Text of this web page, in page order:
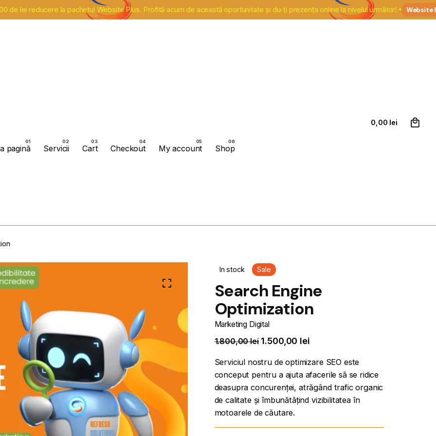
reducere la pachetul Website Plus. Profită acum de această oportunitate și du-ți prezența online la nivelul următor! Website Plus
pagină Servicii Cart Checkout My account Shop
0,00 lei
In stock Sale
Search Engine
Optimization
Marketing Digital
1.800,00lei 1.500,00 lei
Serviciul nostru de optimizare SEO este
conceput pentru a ajuta afacerile să se ridice
deasupra concurenței, atrăgând trafic organic
de calitate și îmbunătățind vizibilitatea în
motoarele de căutare.